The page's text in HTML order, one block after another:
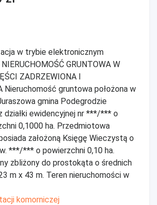
w trybie elektronicznym
GRUNTOWA W
ZADRZEWIONA I
Nieruchomość gruntowa położona w
gmina Podegrodzie
działki ewidencyjnej nr ***/*** o
0,1000 ha. Przedmiotowa
założoną Księgę Wieczystą o
***/*** o powierzchni 0,10 ha.
zbliżony do prostokąta o średnich
m x 43 m. Teren nieruchomości w
komorniczej